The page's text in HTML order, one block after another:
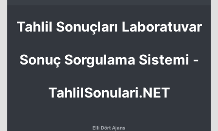
Tahlil Sonuçları Laboratuvar
Sonuç Sorgulama Sistemi -
TahlilSonulari.NET
Elli Dört Ajans